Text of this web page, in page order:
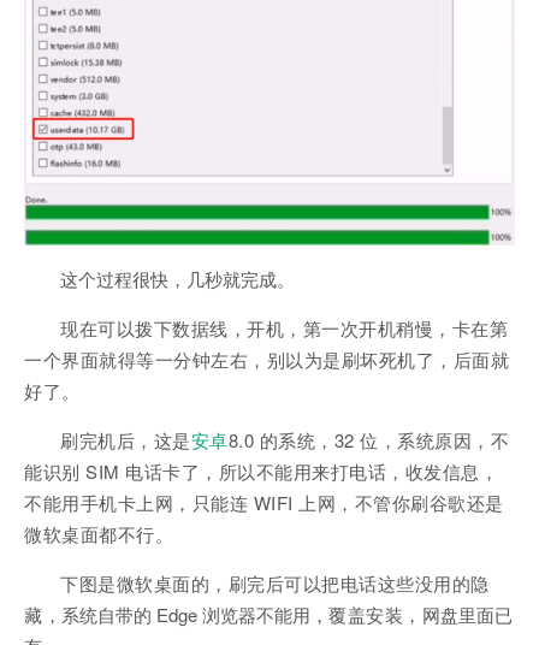
这个过程很快，几秒就完成。
现在可以拨下数据线，开机，第一次开机稍慢，卡在第
一个界面就得等一分钟左右，别以为是刷坏死机了，后面就
好了。
刷完机后，这是安卓8.0 的系统，32 位，系统原因，不
能识别 SIM 电话卡了，所以不能用来打电话，收发信息，
不能用手机卡上网，只能连 WIFI 上网，不管你刷谷歌还是
微软桌面都不行。
下图是微软桌面的，刷完后可以把电话这些没用的隐
藏， 系统自带的 Edge 浏览器不能用，覆盖安装， 网盘里面已